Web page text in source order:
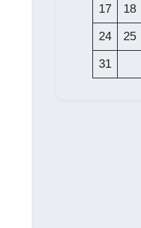
17 18
24 25
31